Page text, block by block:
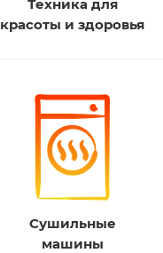
Техника для
красоты и здоровья
Сушильные
машины